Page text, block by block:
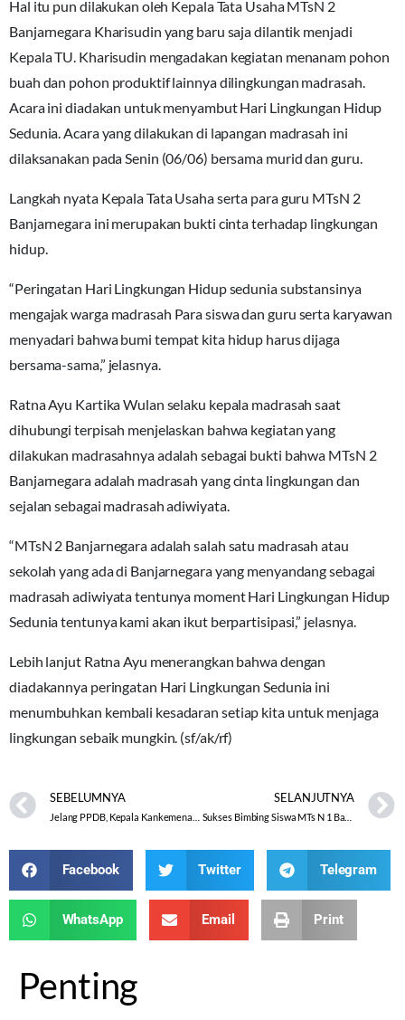
Hal itu pun dilakukan oleh Kepala Tata Usaha MTsN 2
Banjarnegara Kharisudin yang baru saja dilantik menjadi
Kepala TU. Kharisudin mengadakan kegiatan menanam pohon
buah dan pohon produktif lainnya dilingkungan madrasah.
Acara ini diadakan untuk menyambut Hari Lingkungan Hidup
Sedunia. Acara yang dilakukan di lapangan madrasah ini
dilaksanakan pada Senin (06/06) bersama murid dan guru.
Langkah nyata Kepala Tata Usaha serta para guru MTsN 2
Banjarnegara ini merupakan bukti cinta terhadap lingkungan
hidup.
“Peringatan Hari Lingkungan Hidup sedunia substansinya
mengajak warga madrasah Para siswa dan guru serta karyawan
menyadari bahwa bumi tempat kita hidup harus dijaga
bersama-sama,” jelasnya.
Ratna Ayu Kartika Wulan selaku kepala madrasah saat
dihubungi terpisah menjelaskan bahwa kegiatan yang
dilakukan madrasahnya adalah sebagai bukti bahwa MTsN 2
Banjarnegara adalah madrasah yang cinta lingkungan dan
sejalan sebagai madrasah adiwiyata.
“MTsN 2 Banjarnegara adalah salah satu madrasah atau
sekolah yang ada di Banjarnegara yang menyandang sebagai
madrasah adiwiyata tentunya moment Hari Lingkungan Hidup
Sedunia tentunya kami akan ikut berpartisipasi,” jelasnya.
Lebih lanjut Ratna Ayu menerangkan bahwa dengan
diadakannya peringatan Hari Lingkungan Sedunia ini
menumbuhkan kembali kesadaran setiap kita untuk menjaga
lingkungan sebaik mungkin. (sf/ak/rf)
SEBELUMNYA SELANJUTNYA
Facebook Twitter Telegram
WhatsApp Email Print
Penting